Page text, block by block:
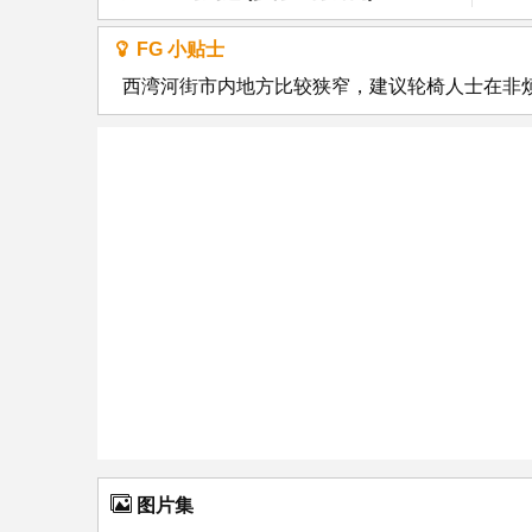
FG 小贴士
西湾河街市内地方比较狭窄，建议轮椅人士在非
图片集